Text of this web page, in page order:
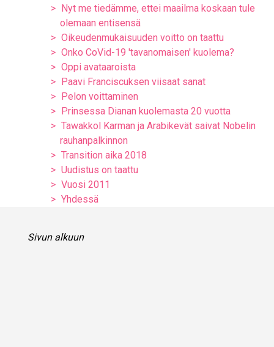
Nyt me tiedämme, ettei maailma koskaan tule
olemaan entisensä
Oikeudenmukaisuuden voitto on taattu
Onko CoVid-19 'tavanomaisen' kuolema?
Oppi avataaroista
Paavi Franciscuksen viisaat sanat
Pelon voittaminen
Prinsessa Dianan kuolemasta 20 vuotta
Tawakkol Karman ja Arabikevät saivat Nobelin
rauhanpalkinnon
Transition aika 2018
Uudistus on taattu
Vuosi 2011
Yhdessä
Sivun alkuun